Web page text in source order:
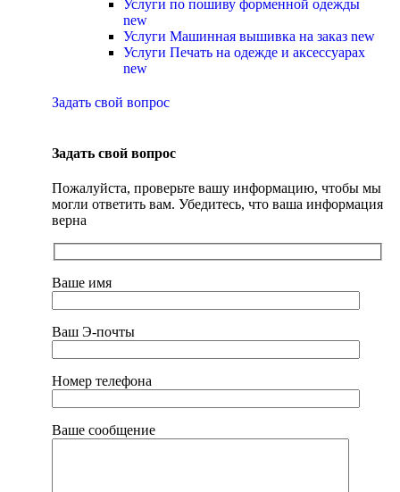
Услуги по пошиву форменной одежды
new
Услуги Машинная вышивка на заказ new
Услуги Печать на одежде и аксессуарах
new
Задать свой вопрос
Задать свой вопрос
Пожалуйста, проверьте вашу информацию, чтобы мы
могли ответить вам. Убедитесь, что ваша информация
верна
Ваше имя
Ваш Э-почты
Номер телефона
Ваше сообщение